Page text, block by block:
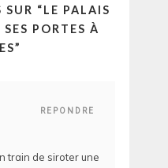
SUR “ LE PALAIS
PORTES À
”
REPONDRE
train de siroter une